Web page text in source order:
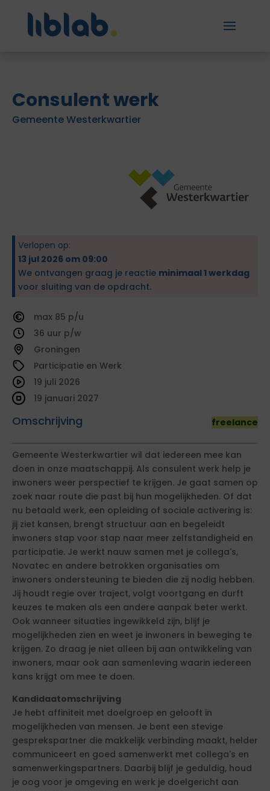
Consulent werk
Gemeente Westerkwartier
Verlopen op:
13 jul 2026 om 09:00
We ontvangen graag je reactie minimaal 1 werkdag
voor sluiting van de opdracht.
85
36
Groningen
Participatie en Werk
Omschrijving freelance
19 juli 2026
19 januari 2027
Gemeente Westerkwartier wil dat iedereen mee kan
doen in onze maatschappij. Als consulent werk help je
inwoners weer perspectief te krijgen. Je gaat samen op
zoek naar route die past bij hun mogelijkheden. Of dat
nu betaald werk, een opleiding of sociale activering is:
jij ziet kansen, brengt structuur aan en begeleidt
inwoners stap voor stap naar meer zelfstandigheid en
participatie. Je werkt nauw samen met je collega's,
Novatec en andere betrokken organisaties om
inwoners ondersteuning te bieden die zij nodig hebben.
Jij houdt regie over traject, volgt voortgang en durft
keuzes te maken als een andere aanpak beter werkt.
Ook wanneer situaties ingewikkeld zijn, blijf je
mogelijkheden zien en weet je inwoners in beweging te
krijgen. Zo draag je niet alleen bij aan ontwikkeling van
inwoners, maar ook aan samenleving waarin iedereen
kans krijgt om mee te doen.
Kandidaatomschrijving
Je hebt affiniteit met doelgroep en gelooft in
mogelijkheden van mensen. Je bent een stevige
gesprekspartner die makkelijk verbinding maakt, helder
communiceert en goed samenwerkt met collega's en
samenwerkingspartners. Daarbij blijf je geduldig, houd
je oog voor je omgeving en werk je doelgericht aan